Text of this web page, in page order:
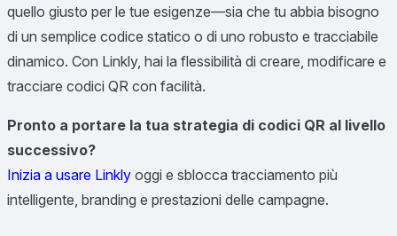
quello giusto per le tue esigenze—sia che tu abbia bisogno
di un semplice codice statico o di uno robusto e tracciabile
dinamico. Con Linkly, hai la flessibilità di creare, modificare e
tracciare codici QR con facilità.
Pronto a portare la tua strategia di codici QR al livello
successivo?
Inizia a usare Linkly oggi e sblocca tracciamento più
intelligente, branding e prestazioni delle campagne.